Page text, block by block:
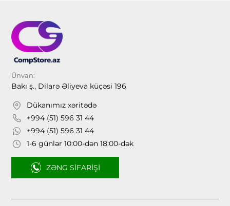
Ünvan:
Bakı ş., Dilarə Əliyeva küçəsi 196
Dükanımız xəritədə
+994 (51) 596 31 44
+994 (51) 596 31 44
1-6 günlər 10:00-dən 18:00-dək
ZƏNG SIFARIŞI